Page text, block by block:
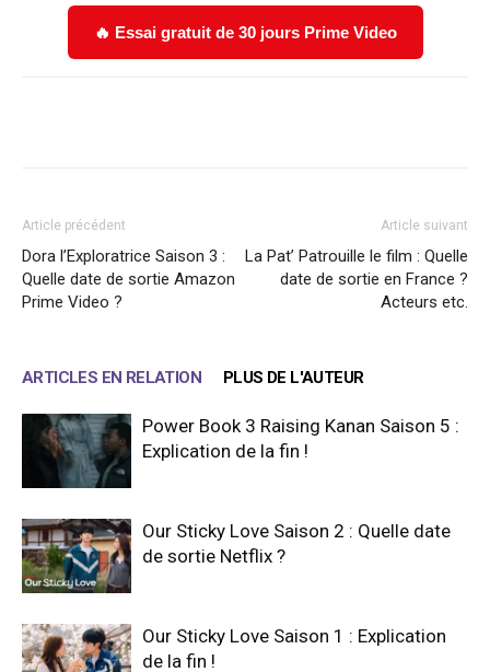
🔥 Essai gratuit de 30 jours Prime Video
Article précédent
Dora l’Exploratrice Saison 3 :
Quelle date de sortie Amazon
Prime Video ?
Article suivant
La Pat’ Patrouille le film : Quelle
date de sortie en France ?
Acteurs etc.
ARTICLES EN RELATION PLUS DE L'AUTEUR
Power Book 3 Raising Kanan Saison 5 :
Explication de la fin !
Our Sticky Love Saison 2 : Quelle date
de sortie Netflix ?
Our Sticky Love Saison 1 : Explication
de la fin !